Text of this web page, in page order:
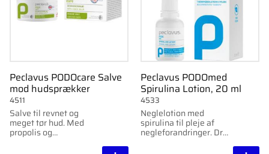
Peclavus PODOcare Salve
mod hudsprækker
Salve til revnet og
meget tør hud. Med
propolis og
4511
Peclavus PODOmed
Spirulina Lotion, 20 ml
Neglelotion med
spirulina til pleje af
negleforandringer. Drøj
4533